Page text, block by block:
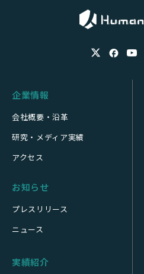
企業情報
会社概要・沿革
研究・メディア実績
アクセス
お知らせ
プレスリリース
ニュース
実績紹介